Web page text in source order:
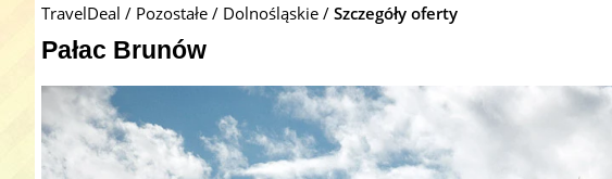
TravelDeal Pozostałe Dolnośląskie Szczegóły oferty
Pałac Brunów